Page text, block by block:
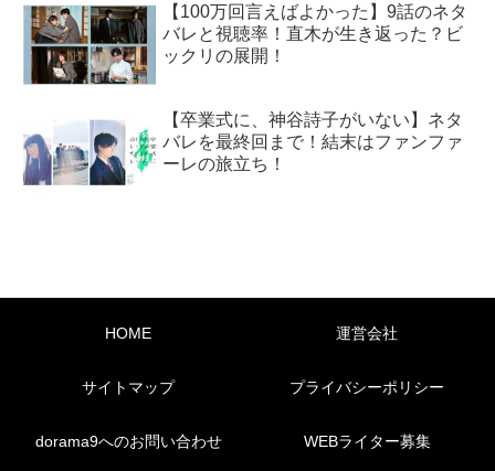
【100万回言えばよかった】9話のネタ
バレと視聴率！直木が生き返った？ビ
ックリの展開！
【卒業式に、神谷詩子がいない】ネタ
バレを最終回まで！結末はファンファ
ーレの旅立ち！
HOME 運営会社
サイトマップ プライバシーポリシー
dorama9へのお問い合わせ WEBライター募集